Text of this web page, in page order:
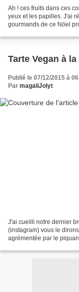
Ah ! ces fruits dans ces
yeux et les papilles. J'ai
gourmands de ce Nöel
Tarte Vegan à
Publié le 07/12/2015 à
Par magaliJolyt
J'ai cueilli notre dernier
(instagram) vous le
agrémentée par le